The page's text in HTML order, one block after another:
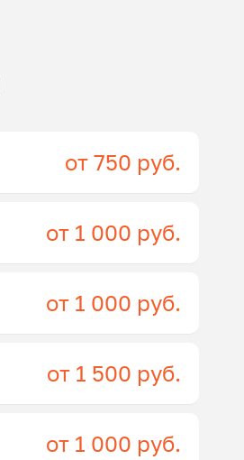
от 750 руб.
от 1 000 руб.
от 1 000 руб.
от 1 500 руб.
от 1 000 руб.